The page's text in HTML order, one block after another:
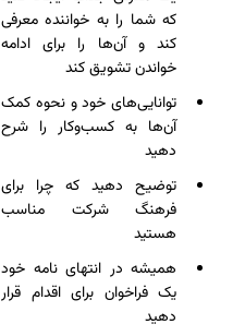
که شما را به خواننده معرفی
کند و آن‌ها را برای ادامه
خواندن تشویق کند
توانایی‌های خود و نحوه کمک
آن‌ها به کسب‌وکار را شرح
دهید
توضیح دهید که چرا برای
فرهنگ شرکت مناسب
هستید
همیشه در انتهای نامه خود
یک فراخوان برای اقدام قرار
دهید